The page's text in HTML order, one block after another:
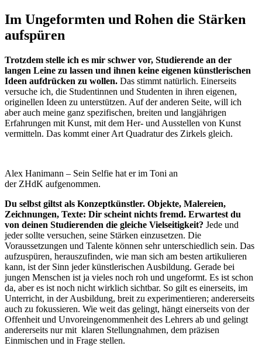
Im Ungeformten und Rohen die Stärken
aufspüren
Trotzdem stelle ich es mir schwer vor, Studierende an der
langen Leine zu lassen und ihnen keine eigenen künstlerischen
Ideen aufdrücken zu wollen. Das stimmt natürlich. Einerseits
versuche ich, die Studentinnen und Studenten in ihren eigenen,
originellen Ideen zu unterstützen. Auf der anderen Seite, will ich
aber auch meine ganz spezifischen, breiten und langjährigen
Erfahrungen mit Kunst, mit dem Her- und Ausstellen von Kunst
vermitteln. Das kommt einer Art Quadratur des Zirkels gleich.
Alex Hanimann – Sein Selfie hat er im Toni an
der ZHdK aufgenommen.
Du selbst giltst als Konzeptkünstler. Objekte, Malereien,
Zeichnungen, Texte: Dir scheint nichts fremd. Erwartest du
von deinen Studierenden die gleiche Vielseitigkeit? Jede und
jeder sollte versuchen, seine Stärken einzusetzen. Die
Voraussetzungen und Talente können sehr unterschiedlich sein. Das
aufzuspüren, herauszufinden, wie man sich am besten artikulieren
kann, ist der Sinn jeder künstlerischen Ausbildung. Gerade bei
jungen Menschen ist ja vieles noch roh und ungeformt. Es ist schon
da, aber es ist noch nicht wirklich sichtbar. So gilt es einerseits, im
Unterricht, in der Ausbildung, breit zu experimentieren; andererseits
auch zu fokussieren. Wie weit das gelingt, hängt einerseits von der
Offenheit und Unvoreingenommenheit des Lehrers ab und gelingt
andererseits nur mit klaren Stellungnahmen, dem präzisen
Einmischen und in Frage stellen.